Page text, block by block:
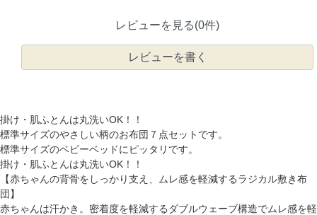
レビューを見る(0件)
レビューを書く
掛け・肌ふとんは丸洗いOK！！
標準サイズのやさしい柄のお布団７点セットです。
標準サイズのベビーベッドにピッタリです。
掛け・肌ふとんは丸洗いOK！！
【赤ちゃんの背骨をしっかり支え、ムレ感を軽減するラジカル敷き布
団】
赤ちゃんは汗かき。密着度を軽減するダブルウェーブ構造でムレ感を軽